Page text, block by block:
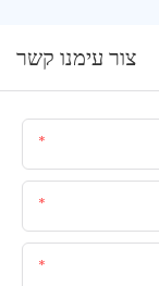
צור עימנו קשר